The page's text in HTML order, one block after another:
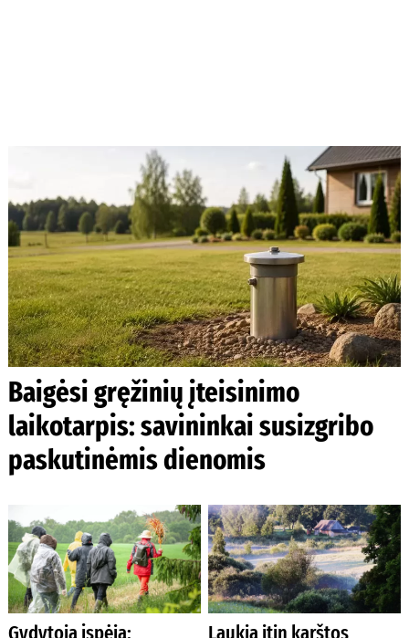
Baigėsi gręžinių įteisinimo
laikotarpis: savininkai susizgribo
paskutinėmis dienomis
Gydytoja įspėja: Laukia itin karštos